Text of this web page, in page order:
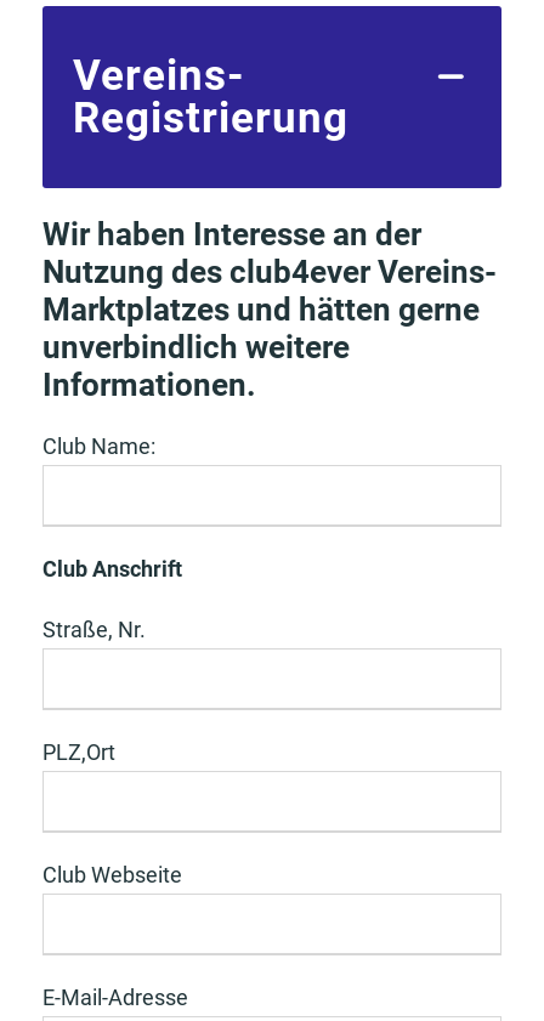
Vereins-
Registrierung
Wir haben Interesse an der
Nutzung des club4everVereins-
Marktplatzes und hätten gerne
unverbindlich weitere
Informationen.
Club Name:
Club Anschrift
Straße, Nr.
PLZ,Ort
Club Webseite
E-Mail-Adresse